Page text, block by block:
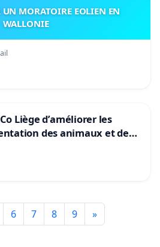
MORATOIRE EOLIEN EN
WALLONIE
Liège d’améliorer les
des animaux et de
d’animaux en magasin
6 7 8 9 »